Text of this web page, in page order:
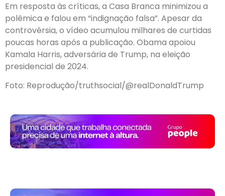
Em resposta às críticas, a Casa Branca minimizou a
polêmica e falou em “indignação falsa”. Apesar da
controvérsia, o vídeo acumulou milhares de curtidas
poucas horas após a publicação. Obama apoiou
Kamala Harris, adversária de Trump, na eleição
presidencial de 2024.
Foto: Reprodução/truthsocial/@realDonaldTrump